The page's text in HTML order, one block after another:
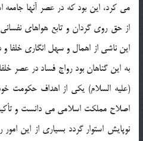
مي كرد، اين بود كه در عصر آنها جامعه
از حق روي گردان و تابع هواهاي
اين ناشي از اهمال و سهل انگاري خلفا
به اين گناهان بود رواج فساد در عصر
(علیه السلام) يكي از اهداف حكومت
اصلاح مملكت اسلامي مي دانست و
نوپايش استوار گردد بسياري از اين امور